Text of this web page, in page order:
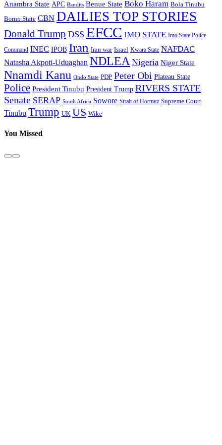
Anambra State APC Bandits Benue State Boko Haram Bola Tinubu
Borno State CBN DAILIES TOP STORIES
Donald Trump DSS EFCC IMO STATE Imo State Police
Command INEC IPOB Iran Iran war Israel Kwara State NAFDAC
Natasha Akpoti-Uduaghan NDLEA Nigeria Niger State
Nnamdi Kanu Ondo State PDP Peter Obi Plateau State
Police President Tinubu President Trump RIVERS STATE
Senate SERAP South Africa Sowore Strait of Hormuz Supreme Court
Tinubu Trump UK US Wike
You Missed